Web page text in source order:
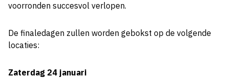
voorronden succesvol verlopen.
De finaledagen zullen worden gebokst op de volgende
locaties:
Zaterdag 24 januari